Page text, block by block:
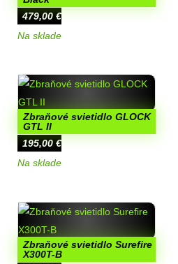
479,00€
Na sklade
Zbraňové svietidlo GLOCK
GTL II
195,00€
Na sklade
Zbraňové svietidlo Surefire
X300T-B